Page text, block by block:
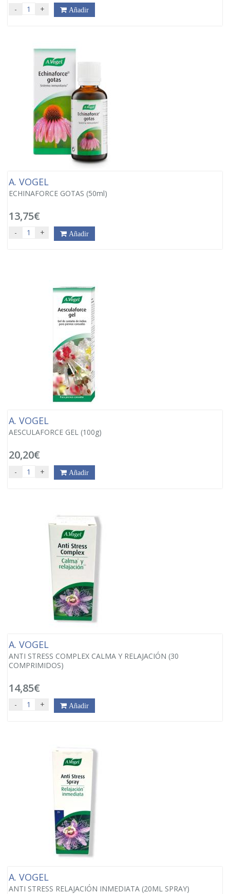
- + Añadir
A. VOGEL
ECHINAFORCE GOTAS (50ml)
13,75€
- + Añadir
A. VOGEL
AESCULAFORCE GEL (100g)
20,20€
- + Añadir
A. VOGEL
ANTI STRESS COMPLEX CALMA Y RELAJACIÓN (30
COMPRIMIDOS)
14,85€
- + Añadir
A. VOGEL
ANTI STRESS RELAJACIÓN INMEDIATA (20ML SPRAY)